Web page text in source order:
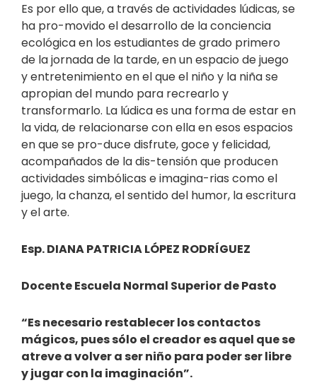
Es por ello que, a través de actividades lúdicas, se
ha pro-movido el desarrollo de la conciencia
ecológica en los estudiantes de grado primero
de la jornada de la tarde, en un espacio de juego
y entretenimiento en el que el niño y la niña se
apropian del mundo para recrearlo y
transformarlo. La lúdica es una forma de estar en
la vida, de relacionarse con ella en esos espacios
en que se pro-duce disfrute, goce y felicidad,
acompañados de la dis-tensión que producen
actividades simbólicas e imagina-rias como el
juego, la chanza, el sentido del humor, la escritura
y el arte.
Esp. DIANA PATRICIA LÓPEZ RODRÍGUEZ
Docente Escuela Normal Superior de Pasto
“Es necesario restablecer los contactos
mágicos, pues sólo el creador es aquel que se
atreve a volver a ser niño para poder ser libre
y jugar con la imaginación”.